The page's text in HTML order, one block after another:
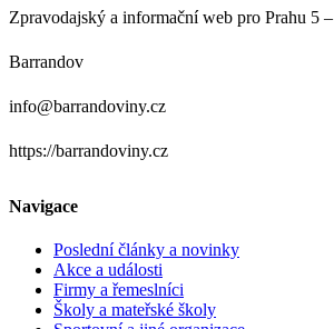
Zpravodajský a informační web pro Prahu 5 –
Barrandov
info@barrandoviny.cz
https://barrandoviny.cz
Navigace
Poslední články a novinky
Akce a události
Firmy a řemeslníci
Školy a mateřské školy